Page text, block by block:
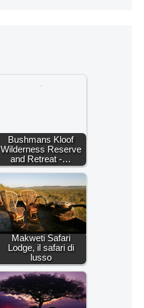
Bushmans Kloof
Wilderness Reserve
and Retreat -…
Makweti Safari
Lodge, il safari di
lusso